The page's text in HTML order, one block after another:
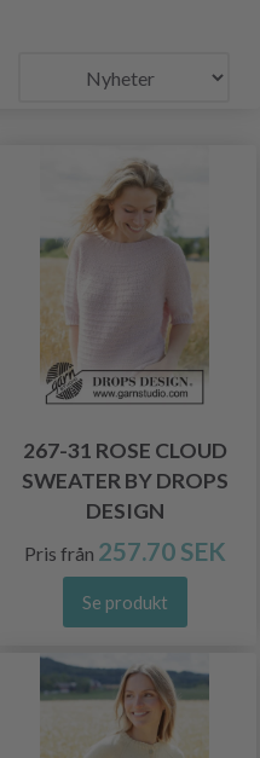
267-31 ROSE CLOUD
SWEATER BY DROPS
DESIGN
Pris från 257.70 SEK
Se produkt